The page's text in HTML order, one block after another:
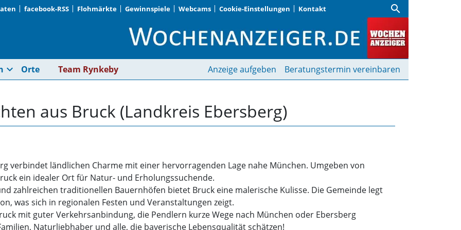
facebook-RSS Flohmärkte Gewinnspiele Webcams Cookie-Einstellungen Kontakt search
Bruck (Landkreis Ebersberg) |
expand_more Orte Team Rynkeby Anzeige aufgeben Beratungstermin vereinbaren
aus Bruck (Landkreis Ebersberg)
verbindet ländlichen Charme mit einer hervorragenden Lage nahe München. Umgeben von
ein idealer Ort für Natur- und Erholungssuchende.
zahlreichen traditionellen Bauernhöfen bietet Bruck eine malerische Kulisse. Die Gemeinde legt
was sich in regionalen Festen und Veranstaltungen zeigt.
mit guter Verkehrsanbindung, die Pendlern kurze Wege nach München oder Ebersberg
Naturliebhaber und alle, die bayerische Lebensqualität schätzen!